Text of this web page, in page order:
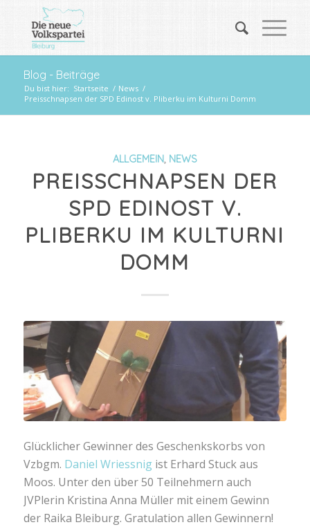
Blog - Beiträge
Du bist hier: Startseite / News /
Preisschnapsen der SPD Edinost v. Pliberku im Kulturni Domm
ALLGEMEIN, NEWS
PREISSCHNAPSEN DER
SPD EDINOST V.
PLIBERKU IM KULTURNI
DOMM
Glücklicher Gewinner des Geschenkskorbs von
Vzbgm. Daniel Wriessnigist Erhard Stuck aus
Moos. Unter den über 50 Teilnehmern auch
JVPlerin Kristina Anna Müller mit einem Gewinn
der Raika Bleiburg. Gratulation allen Gewinnern!